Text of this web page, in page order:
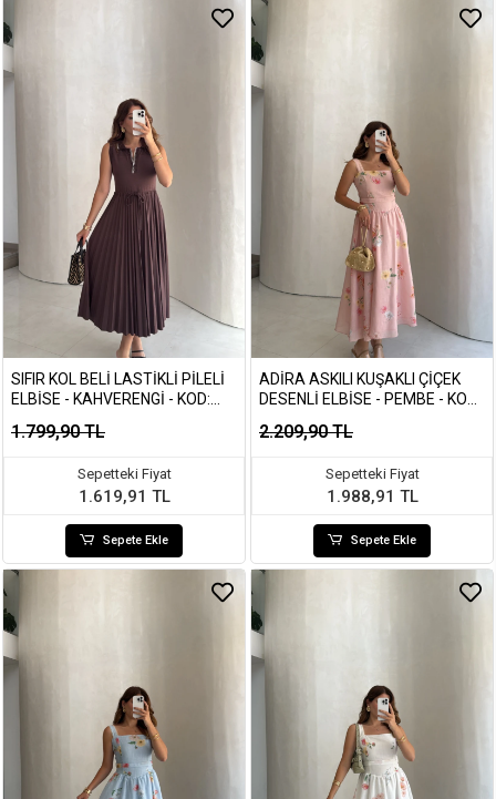
SIFIR KOL BELI LASTIKLI PILELI
ELBISE - KAHVERENGI - KOD:
1.799,90 TL
Sepetteki Fiyat
1.619,91 TL
Sepete Ekle
ADIRA ASKILI KUŞAKLI ÇIÇEK
DESENLI ELBISE - PEMBE - KOD:
2.209,90 TL
Sepetteki Fiyat
1.988,91 TL
Sepete Ekle